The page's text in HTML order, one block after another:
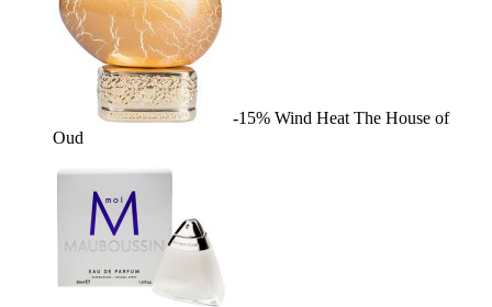
-15% Wind Heat The House of
Oud